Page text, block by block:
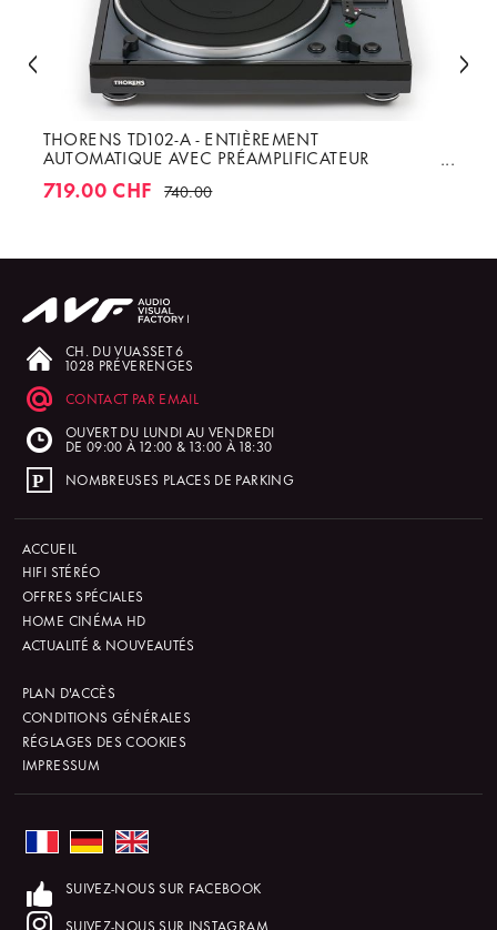
THORENS TD102-A - ENTIÈREMENT
AUTOMATIQUE AVEC PRÉAMPLIFICATEUR
719.00 CHF 740.00
CH. DU VUASSET 6
1028 PRÉVERENGES
CONTACT PAR EMAIL
OUVERT DU LUNDI AU VENDREDI
DE 09:00 À 12:00 & 13:00 À 18:30
NOMBREUSES PLACES DE PARKING
ACCUEIL
HIFI STÉRÉO
OFFRES SPÉCIALES
HOME CINÉMA HD
ACTUALITÉ & NOUVEAUTÉS
PLAN D'ACCÈS
CONDITIONS GÉNÉRALES
RÉGLAGES DES COOKIES
IMPRESSUM
SUIVEZ-NOUS SUR FACEBOOK
SUIVEZ-NOUS SUR INSTAGRAM